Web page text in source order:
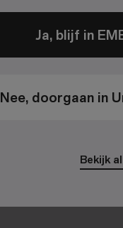
Ja, blijf in
Nee, doorgaan in
Bekijk